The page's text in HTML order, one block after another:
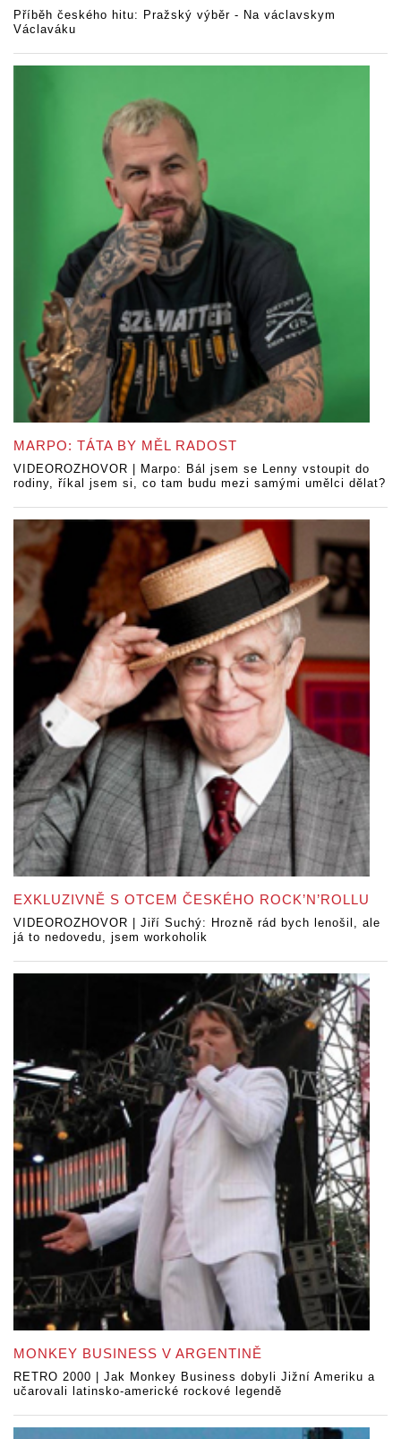
Příběh českého hitu: Pražský výběr - Na václavskym
Václaváku
MARPO: TÁTA BY MĚL RADOST
VIDEOROZHOVOR | Marpo: Bál jsem se Lenny vstoupit do
rodiny, říkal jsem si, co tam budu mezi samými umělci dělat?
EXKLUZIVNĚ S OTCEM ČESKÉHO ROCK’N’ROLLU
VIDEOROZHOVOR | Jiří Suchý: Hrozně rád bych lenošil, ale
já to nedovedu, jsem workoholik
MONKEY BUSINESS V ARGENTINĚ
RETRO 2000 | Jak Monkey Business dobyli Jižní Ameriku a
učarovali latinsko-americké rockové legendě